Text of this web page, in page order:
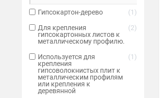
Гипсокартон-дерево
1
Для крепления
гипсокартонных листов к
металлическому профилю.
2
Используется для
крепления
гипсоволокнистых плит к
металлическим профилям
или крепления к
деревянной
1